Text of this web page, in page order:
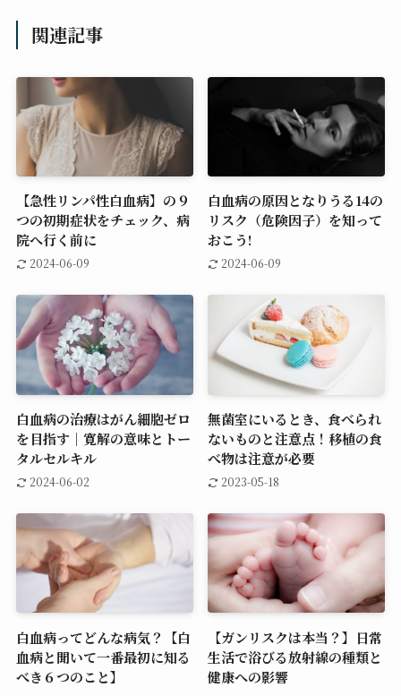
関連記事
【急性リンパ性白血病】の９
つの初期症状をチェック、病
院へ行く前に
2024-06-09
白血病の原因となりうる14の
リスク（危険因子）を知って
おこう!
2024-06-09
白血病の治療はがん細胞ゼロ
を目指す│寛解の意味とトー
タルセルキル
2024-06-02
無菌室にいるとき、食べられ
ないものと注意点！移植の食
べ物は注意が必要
2023-05-18
白血病ってどんな病気？【白
血病と聞いて一番最初に知る
べき６つのこと】
【ガンリスクは本当？】日常
生活で浴びる放射線の種類と
健康への影響